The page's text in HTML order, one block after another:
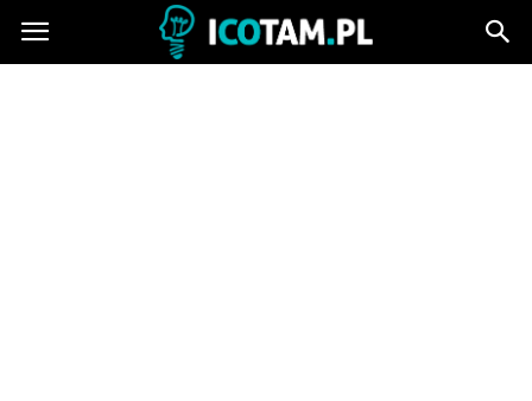
icotam.pl